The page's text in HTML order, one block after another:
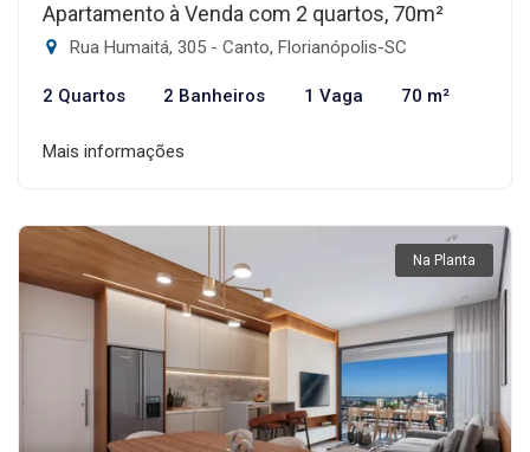
Apartamento à Venda com 2 quartos, 70m²
Rua Humaitá, 305 - Canto, Florianópolis-SC
2 Quartos 2 Banheiros 1 Vaga 70 m²
Mais informações
Na Planta